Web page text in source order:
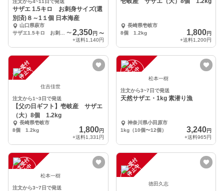
注文から4~11日で発送
サザエ 1.5キロ お刺身サイズ(選
別済)８～1１個 日本海産
山口県萩市
〜 2,350円 〜
+送料1,140円
長崎県壱岐市
8個 1.2kg
1,800円
+送料1,200円
注
文
受
付
停
止
中
住吉佳世
注文から1~3日で発送
【父の日ギフト】壱岐産 サザエ
（大）8個 1.2kg
長崎県壱岐市
8個 1.2kg
1,800円
+送料1,331円
注
文
受
付
停
止
中 松本一樹
注文から3~7日で発送
天然サザエ・1kg 素潜り漁
神奈川県小田原市
1kg（10個〜12個）
3,240円
+送料965円
注
文
受
付
停
止
中 松本一樹
注文から3~7日で発送
注
文
受
付
停
止
中
徳田久志